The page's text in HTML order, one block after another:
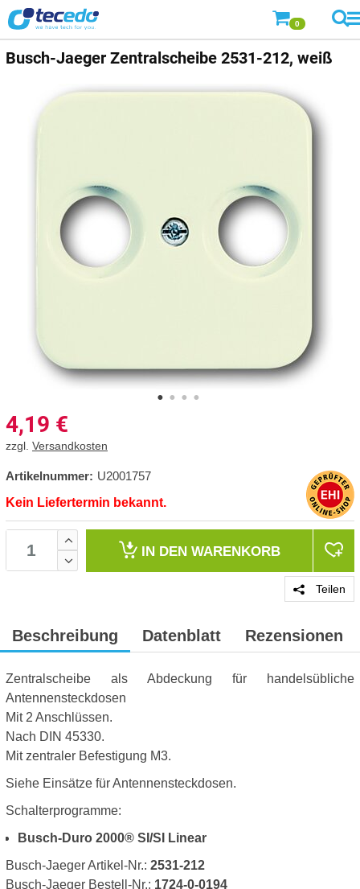
0
Busch-Jaeger Zentralscheibe 2531-212, weiß
4,19 €
zzgl. Versandkosten
Artikelnummer: U2001757
Kein Liefertermin bekannt.
IN DEN WARENKORB
Teilen
Beschreibung Datenblatt Rezensionen
Zentralscheibe als Abdeckung für handelsübliche
Antennensteckdosen
Mit 2 Anschlüssen.
Nach DIN 45330.
Mit zentraler Befestigung M3.
Siehe Einsätze für Antennensteckdosen.
Schalterprogramme:
Busch-Duro 2000® SI/SI Linear
Busch-Jaeger Artikel-Nr.: 2531-212
Busch-Jaeger Bestell-Nr.: 1724-0-0194